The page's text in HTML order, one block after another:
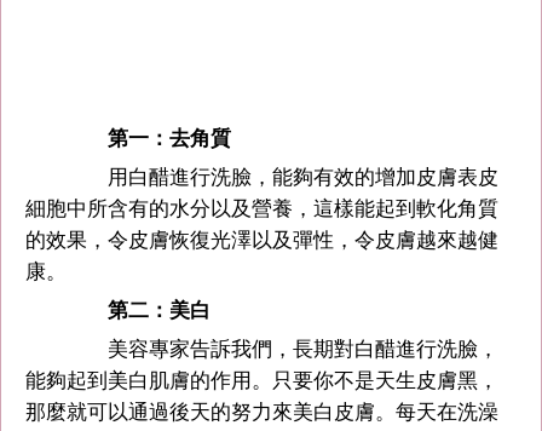
第一：去角質
用白醋進行洗臉，能夠有效的增加皮膚表皮
細胞中所含有的水分以及營養，這樣能起到軟化角質
的效果，令皮膚恢復光澤以及彈性，令皮膚越來越健
康。
第二：美白
美容專家告訴我們，長期對白醋進行洗臉，
能夠起到美白肌膚的作用。只要你不是天生皮膚黑，
那麼就可以通過後天的努力來美白皮膚。每天在洗澡